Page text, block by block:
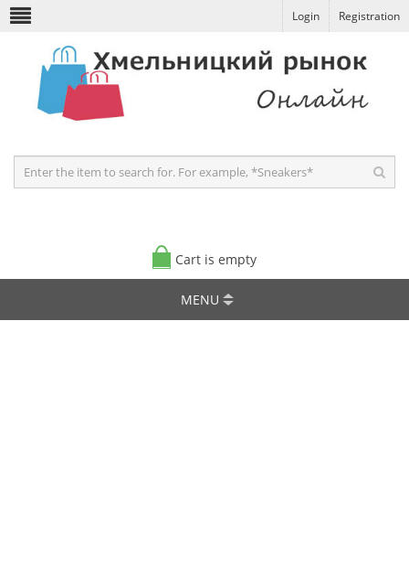
Login Registration
Cart is empty
MENU